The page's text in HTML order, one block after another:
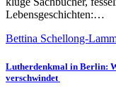
Lebensgeschichten:…
Bettina Schellong-
Lutherdenkmal in Berlin:
verschwindet